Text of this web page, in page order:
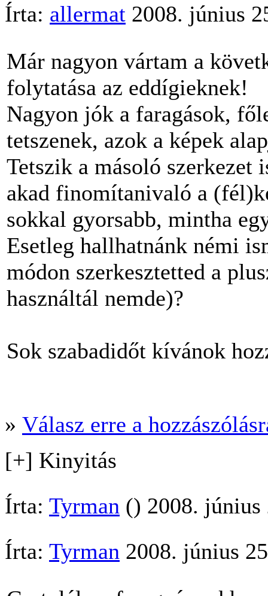
Írta: allermat 2008. június
Már nagyon vártam a
folytatása az eddígieknek!
Nagyon jók a faragások,
tetszenek, azok a képek
Tetszik a másoló szerkezet
akad finomítanivaló a
sokkal gyorsabb, mintha
Esetleg hallhatnánk némi
módon szerkesztetted a
használtál nemde)?
Sok szabadidőt kívánok
» Válasz erre a
[+] Kinyitás
Írta: Tyrman () 2008. június
Írta: Tyrman 2008. június